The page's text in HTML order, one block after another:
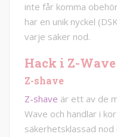
inte får komma
har en unik nyckel
varje säker nod.
Hack i Z-Wave
Z-shave
Z-shave är ett av de
Wave och handlar i
säkerhetsklassad